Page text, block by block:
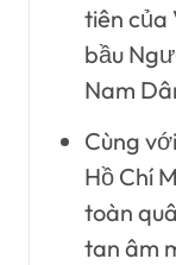
tiên của
bầu
Nam
Cùng
Hồ Chí
toàn
tan âm